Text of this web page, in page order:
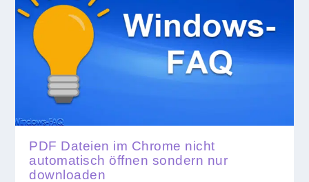
PDF Dateien im Chrome nicht
automatisch öffnen sondern nur
downloaden